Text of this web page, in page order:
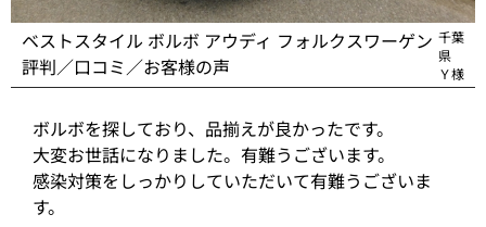
ベストスタイル ボルボ アウディ フォルクスワーゲン
評判／口コミ／お客様の声
千葉
県
Ｙ様
ボルボを探しており、品揃えが良かったです。
大変お世話になりました。有難うございます。
感染対策をしっかりしていただいて有難うございま
す。